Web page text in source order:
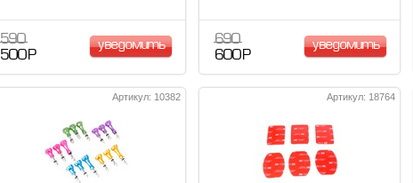
590
500 Р
уведомить
690
600 Р
уведомить
Артикул: 10382 Артикул: 18764